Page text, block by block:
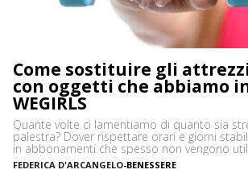
Come sostituire gli
con oggetti che abbiamo
WEGIRLS
Quante volte ci lamentiamo di quanto sia
palestra? Dover rispettare orari e giorni
in abbonamenti che spesso non vengono
prendere un mezzo per arrivare in palestra:
preferiscono allenarsi a casa per queste e
FEDERICA D'ARCANGELO-BENESSERE